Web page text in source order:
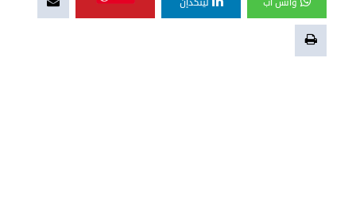
واتس آب لينكدإن